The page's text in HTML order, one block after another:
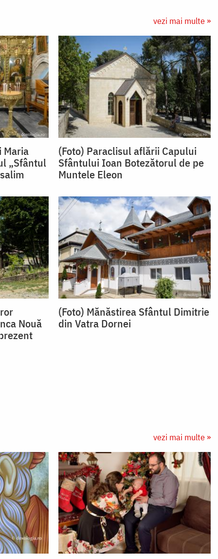
vezi mai multe »
Maria
„Sfântul
(Foto) Paraclisul aflării Capului
Sfântului Ioan Botezătorul de pe
Muntele Eleon
Nouă
(Foto) Mănăstirea Sfântul Dimitrie
din Vatra Dornei
vezi mai multe »